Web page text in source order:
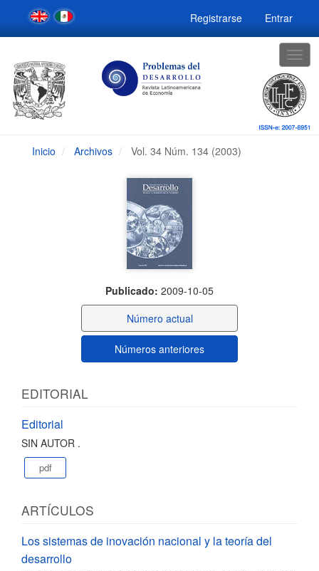
Navegación
principal
Contenido
Barra
lateral
Registrarse Entrar
Inicio Archivos Vol. 34 Núm. 134 (2003)
Publicado: 2009-10-05
Número actual
Números anteriores
EDITORIAL
Editorial
SIN AUTOR .
pdf
ARTÍCULOS
Los sistemas de inovación nacional y la teoría del
desarrollo